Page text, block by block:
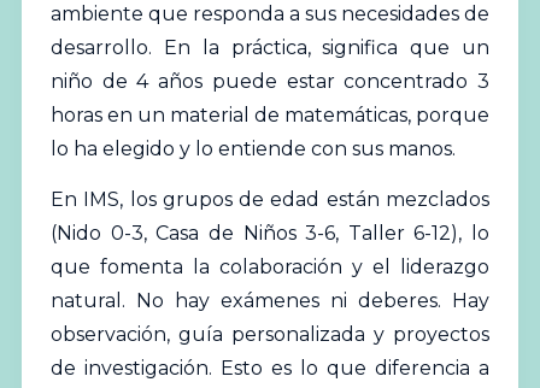
ambiente que responda a sus necesidades de
desarrollo. En la práctica, significa que un
niño de 4 años puede estar concentrado 3
horas en un material de matemáticas, porque
lo ha elegido y lo entiende con sus manos.
En IMS, los grupos de edad están mezclados
(Nido 0-3, Casa de Niños 3-6, Taller 6-12), lo
que fomenta la colaboración y el liderazgo
natural. No hay exámenes ni deberes. Hay
observación, guía personalizada y proyectos
de investigación. Esto es lo que diferencia a